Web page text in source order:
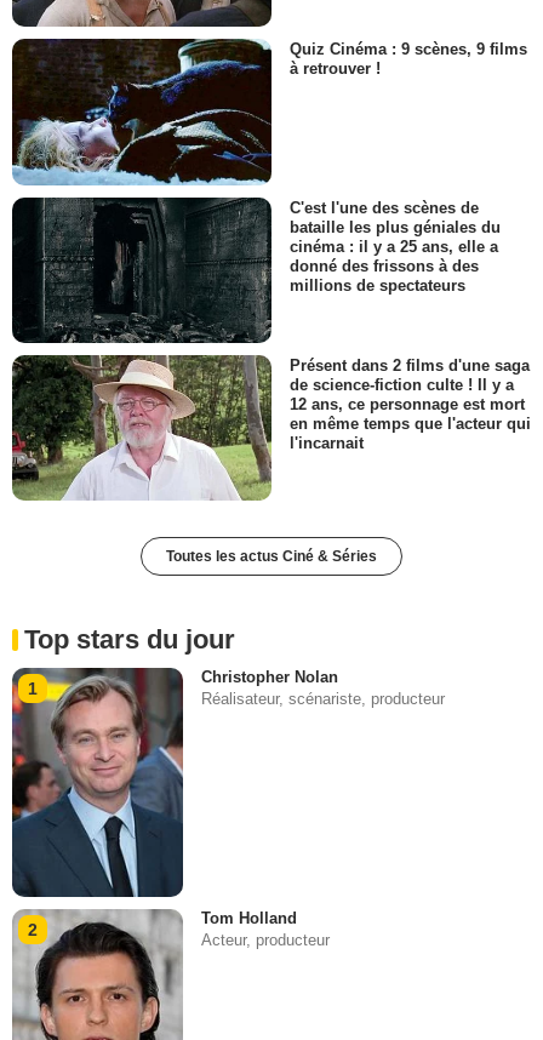
Quiz Cinéma : 9 scènes, 9 films
à retrouver !
C'est l'une des scènes de
bataille les plus géniales du
cinéma : il y a 25 ans, elle a
donné des frissons à des
millions de spectateurs
Présent dans 2 films d'une saga
de science-fiction culte ! Il y a
12 ans, ce personnage est mort
en même temps que l'acteur qui
l'incarnait
Toutes les actus Ciné & Séries
Top stars du jour
1
Christopher Nolan
Réalisateur, scénariste, producteur
2
Tom Holland
Acteur, producteur